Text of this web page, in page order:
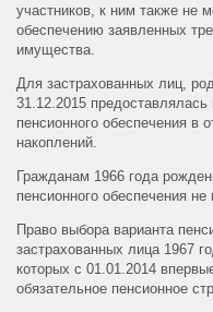
участников, к ним также не
обеспечению заявленных
имущества.
Для застрахованных лиц,
31.12.2015
пенсионного обеспечения в
накоплений.
Гражданам 1966 года
пенсионного обеспечения не
Право выбора варианта
застрахованных лица 1967
которых с 01.01.2014
обязательное пенсионное